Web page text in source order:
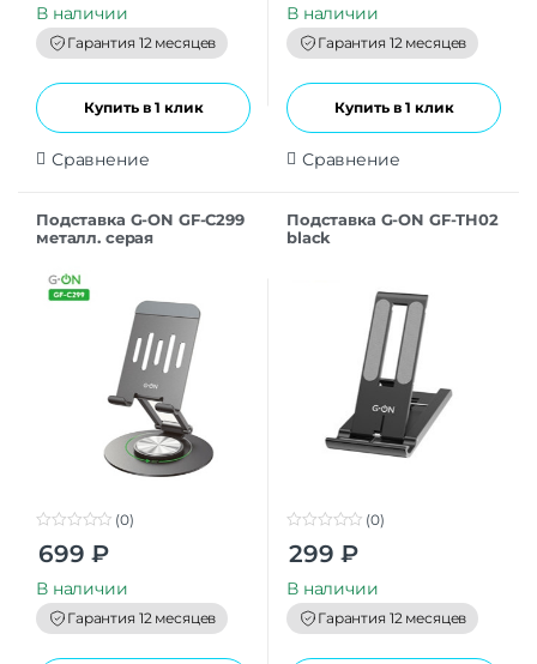
t
o
f
5
В наличии
Гарантия 12 месяцев
Купить в 1 клик
Сравнение
t
o
f
5
В наличии
Гарантия 12 месяцев
Купить в 1 клик
Сравнение
Подставка G-ON GF-C299
металл. серая
o
t
o
f
5
(0)
699 ₽
В наличии
Гарантия 12 месяцев
Подставка G-ON GF-TH02
black
o
t
o
f
5
(0)
299 ₽
В наличии
Гарантия 12 месяцев